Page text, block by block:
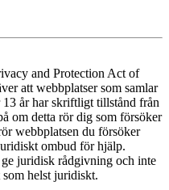
and Protection Act of
att webbplatser som samlar
år har skriftligt tillstånd från
om detta rör dig som försöker
webbplatsen du försöker
ombud för hjälp.
juridisk rådgivning och inte
som helst juridiskt.